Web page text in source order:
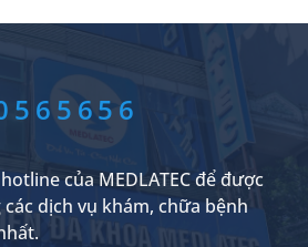
quan tâm là có nên bấm huyệt thường
là hợp lý. Dưới đây là câu trả lời cụ thể.
của MEDLATEC để được
dịch vụ khám, chữa bệnh